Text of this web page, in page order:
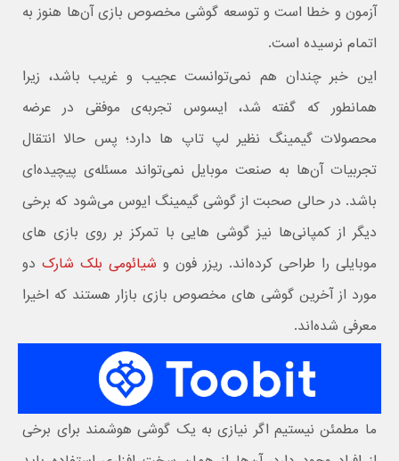
آزمون و خطا است و توسعه گوشی مخصوص بازی آن‌ها هنوز به
اتمام نرسیده است.
این خبر چندان هم نمی‌توانست عجیب و غریب باشد، زیرا
همانطور که گفته شد، ایسوس تجربه‌ی موفقی در عرضه
محصولات گیمینگ نظیر لپ تاپ ها دارد؛ پس حالا انتقال
تجربیات آن‌ها به صنعت موبایل نمی‌تواند مسئله‌ی پیچیده‌ای
باشد. در حالی صحبت از گوشی گیمینگ ایوس می‌شود که برخی
دیگر از کمپانی‌ها نیز گوشی هایی با تمرکز بر روی بازی های
موبایلی را طراحی کرده‌اند. ریزر فون و شیائومی بلک شارکدو
مورد از آخرین گوشی های مخصوص بازی بازار هستند که اخیرا
معرفی شده‌اند.
ما مطمئن نیستیم اگر نیازی به یک گوشی هوشمند برای برخی